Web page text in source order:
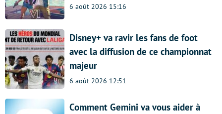
6 août 2026 15:16
Disney+ va ravir les fans de foot
avec la diffusion de ce championnat
majeur
6 août 2026 12:51
Comment Gemini va vous aider à